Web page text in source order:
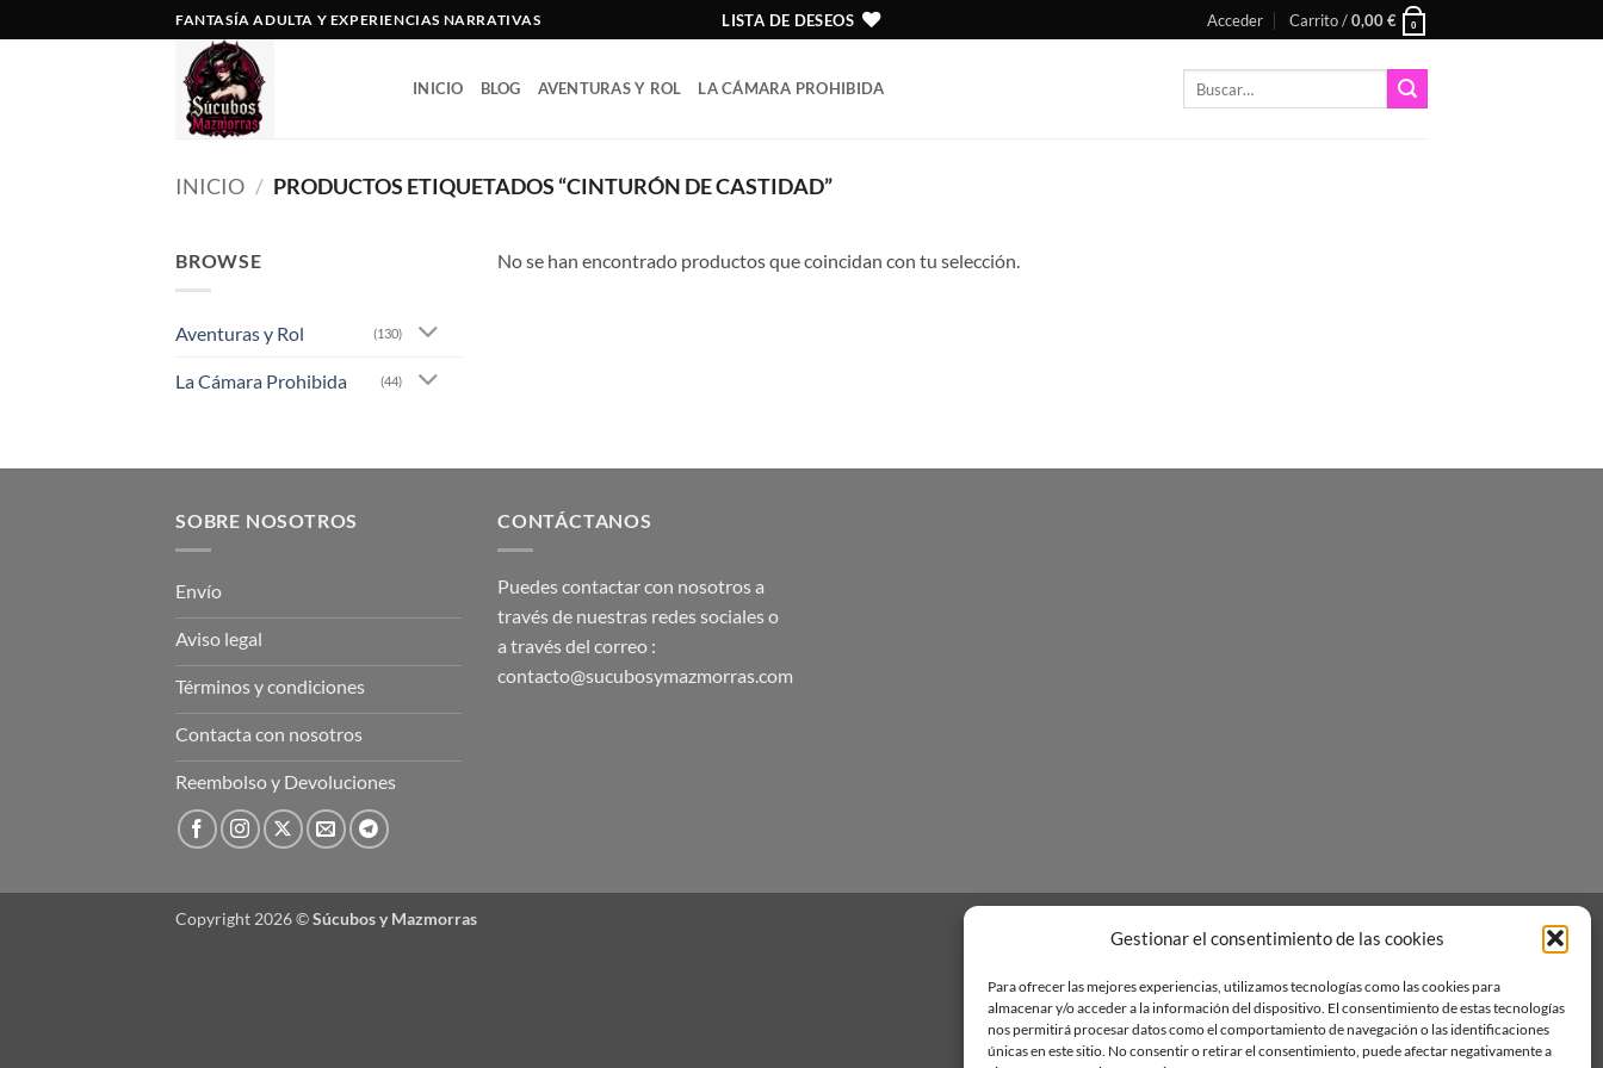
Gestionar el consentimiento de las cookies
Para ofrecer las mejores experiencias, utilizamos tecnologías como las cookies para
almacenar y/o acceder a la información del dispositivo. El consentimiento de estas tecnologías
nos permitirá procesar datos como el comportamiento de navegación o las identificaciones
únicas en este sitio. No consentir o retirar el consentimiento, puede afectar negativamente a
al
FANTASÍA ADULTA Y EXPERIENCIAS NARRATIVAS LISTA DE DESEOS Acceder Carrito /0,00€ 0
INICIO BLOG AVENTURAS Y ROL LA CÁMARA PROHIBIDA
INICIO / PRODUCTOS ETIQUETADOS “CINTURÓN DE CASTIDAD”
BROWSE
Aventuras y Rol (130)
La Cámara Prohibida (44)
No se han encontrado productos que coincidan con tu selección.
SOBRE NOSOTROS
Envío
Aviso legal
Términos y condiciones
Contacta con nosotros
Reembolso y Devoluciones
CONTÁCTANOS
Puedes contactar con nosotros a
través de nuestras redes sociales o
a través del correo :
contacto@sucubosymazmorras.com
Visa PayPal Stripe MasterCard
Copyright 2026 ©Súcubos y Mazmorras